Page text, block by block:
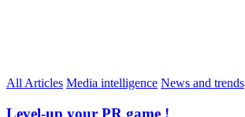
All Articles Media intelligence News and trends
Level-up your PR game !